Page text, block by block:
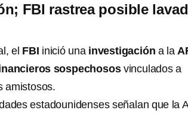
FBI rastrea posible
el FBI inició unainvestigación a la
sospechososvinculados a
amistosos.
estadounidenses señalan que la